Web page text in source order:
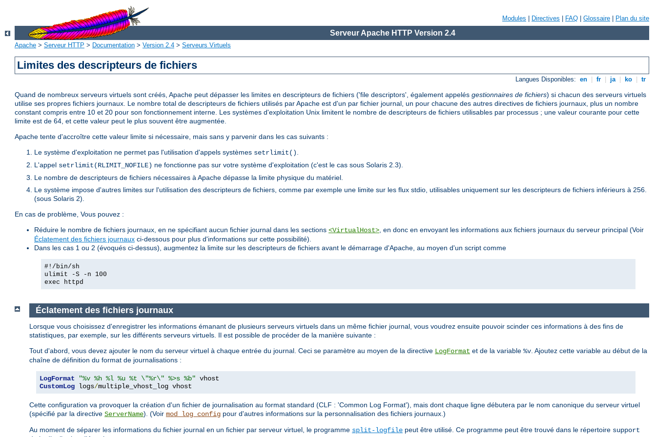
Modules Directives FAQ Glossaire Plan du site
Serveur Apache HTTP Version 2.4
Apache > Serveur HTTP > Documentation > Version 2.4 > Serveurs Virtuels
Limites des descripteurs de fichiers
Langues Disponibles: en fr ja ko tr
Quand de nombreux serveurs virtuels sont créés, Apache peut dépasser les limites en descripteurs de fichiers ('file descriptors', également appelés gestionnaires de fichiers) si chacun des serveurs virtuels
utilise ses propres fichiers journaux. Le nombre total de descripteurs de fichiers utilisés par Apache est d'un par fichier journal, un pour chacune des autres directives de fichiers journaux, plus un nombre
constant compris entre 10 et 20 pour son fonctionnement interne. Les systèmes d'exploitation Unix limitent le nombre de descripteurs de fichiers utilisables par processus ; une valeur courante pour cette
limite est de 64, et cette valeur peut le plus souvent être augmentée.
Apache tente d'accroître cette valeur limite si nécessaire, mais sans y parvenir dans les cas suivants :
Le système d'exploitation ne permet pas l'utilisation d'appels systèmes setrlimit().
L'appel setrlimit(RLIMIT_NOFILE) ne fonctionne pas sur votre système d'exploitation (c'est le cas sous Solaris 2.3).
Le nombre de descripteurs de fichiers nécessaires à Apache dépasse la limite physique du matériel.
Le système impose d'autres limites sur l'utilisation des descripteurs de fichiers, comme par exemple une limite sur les flux stdio, utilisables uniquement sur les descripteurs de fichiers inférieurs à 256.
(sous Solaris 2).
En cas de problème, Vous pouvez :
Réduire le nombre de fichiers journaux, en ne spécifiant aucun fichier journal dans les sections <VirtualHost>, en donc en envoyant les informations aux fichiers journaux du serveur principal (Voir
Éclatement des fichiers journaux ci-dessous pour plus d'informations sur cette possibilité).
Dans les cas 1 ou 2 (évoqués ci-dessus), augmentez la limite sur les descripteurs de fichiers avant le démarrage d'Apache, au moyen d'un script comme
#!/bin/sh
ulimit -S -n 100
exec httpd
Éclatement des fichiers journaux
Lorsque vous choisissez d'enregistrer les informations émanant de plusieurs serveurs virtuels dans un même fichier journal, vous voudrez ensuite pouvoir scinder ces informations à des fins de
statistiques, par exemple, sur les différents serveurs virtuels. Il est possible de procéder de la manière suivante :
Tout d'abord, vous devez ajouter le nom du serveur virtuel à chaque entrée du journal. Ceci se paramètre au moyen de la directive LogFormat et de la variable %v . Ajoutez cette variable au début de la
chaîne de définition du format de journalisations :
LogFormat "%v %h %l %u %t \"%r\" %>s %b"
CustomLog logs/multiple_vhost_log vhost
Cette configuration va provoquer la création d'un fichier de journalisation au format standard (CLF : 'Common Log Format'), mais dont chaque ligne débutera par le nom canonique du serveur virtuel
(spécifié par la directive ServerName). (Voir mod_log_config pour d'autres informations sur la personnalisation des fichiers journaux.)
Au moment de séparer les informations du fichier journal en un fichier par serveur virtuel, le programme split-logfile peut être utilisé. Ce programme peut être trouvé dans le répertoire support